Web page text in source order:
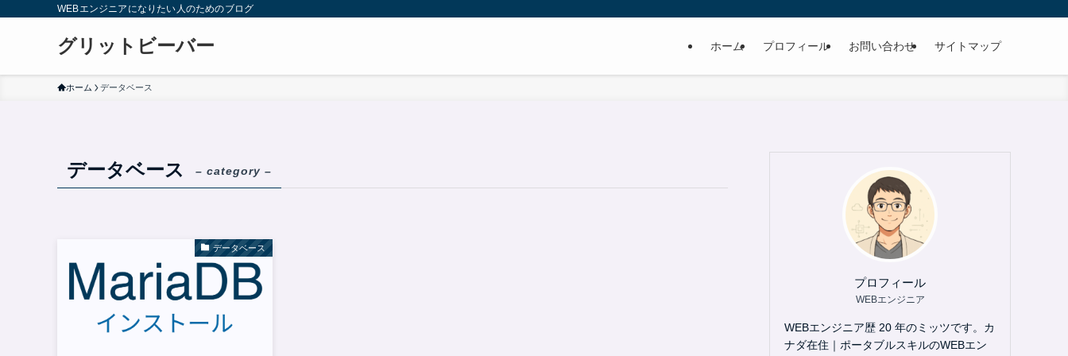
WEBエンジニアになりたい人のためのブログ
グリットビーバー ホーム プロフィール お問い合わせ サイトマップ
ホーム データベース
データベース – category –
データベース
プロフィール
WEBエンジニア
WEBエンジニア歴 20 年のミッツです。カ
ナダ在住｜ポータブルスキルのWEBエン